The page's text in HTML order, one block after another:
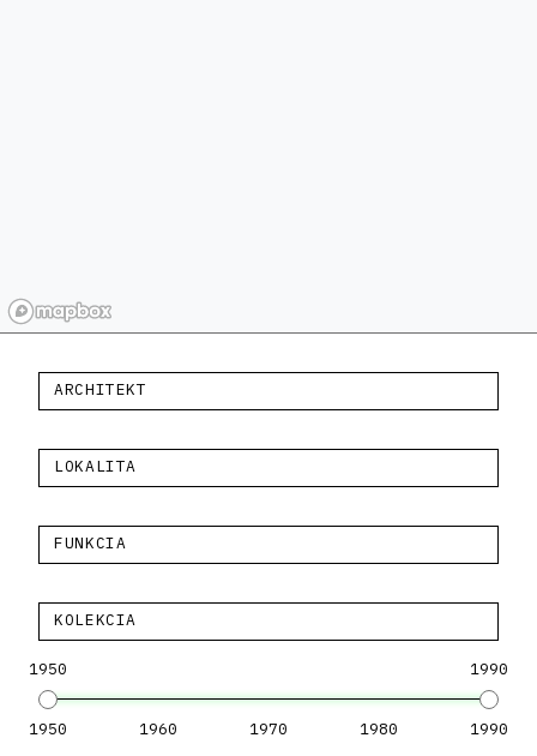
ARCHITEKT
LOKALITA
FUNKCIA
KOLEKCIA
1950 1990
1950 1960 1970 1980 1990